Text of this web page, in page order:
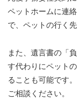
ペットホームに連
で、ペットの行く
また、遺言書の「
す代わりにペット
ることも可能です
ご相談ください。